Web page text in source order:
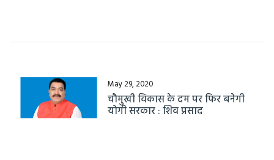
May 29, 2020
चौमुखी विकास के दम पर फिर बनेगी
योगी सरकार : शिव प्रसाद